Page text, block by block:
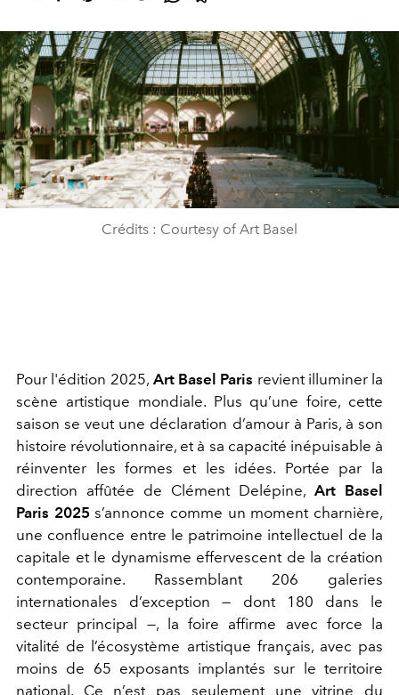
Crédits : Courtesy of Art Basel
Pour l'édition 2025, Art Basel Paris revient illuminer la
scène artistique mondiale. Plus qu’une foire, cette
saison se veut une déclaration d’amour à Paris, à son
histoire révolutionnaire, et à sa capacité inépuisable à
réinventer les formes et les idées. Portée par la
direction affûtée de Clément Delépine, Art Basel
Paris 2025 s’annonce comme un moment charnière,
une confluence entre le patrimoine intellectuel de la
capitale et le dynamisme effervescent de la création
contemporaine. Rassemblant 206 galeries
internationales d’exception — dont 180 dans le
secteur principal —, la foire affirme avec force la
vitalité de l’écosystème artistique français, avec pas
moins de 65 exposants implantés sur le territoire
national. Ce n’est pas seulement une vitrine du